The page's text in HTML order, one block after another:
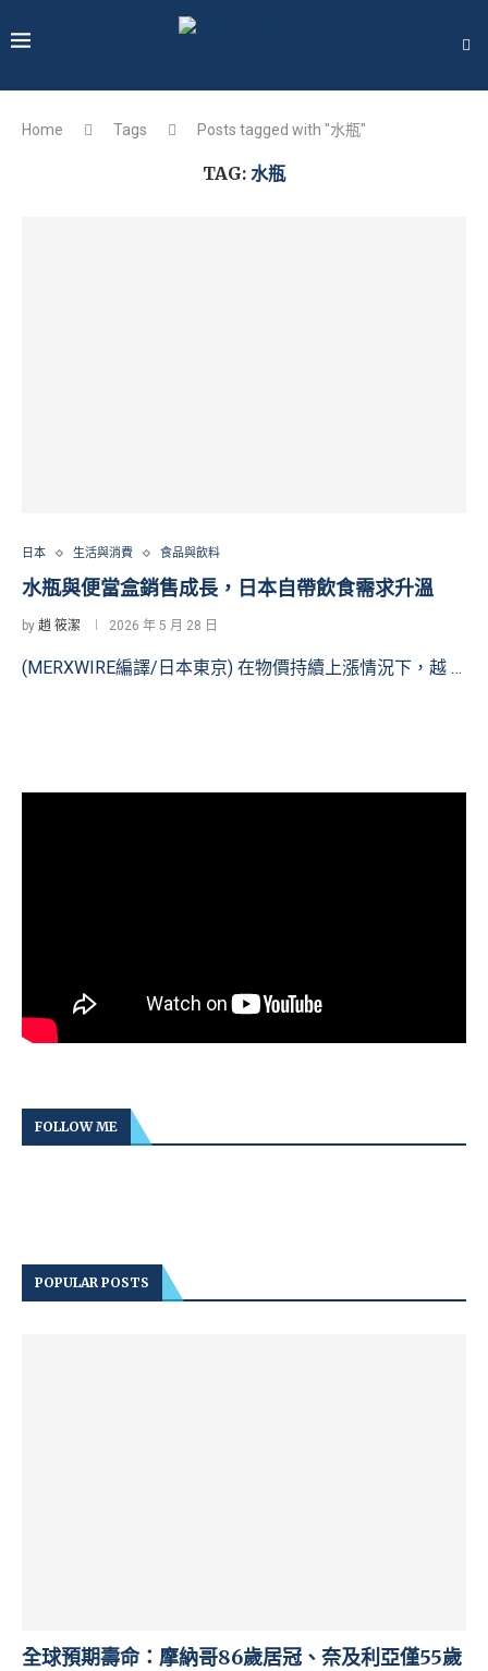
Home Tags Posts tagged with "水瓶"
TAG: 水瓶
日本 生活與消費 食品與飲料
水瓶與便當盒銷售成長，日本自帶飲食需求升溫
by 趙 筱潔 2026 年 5 月 28 日
(MERXWIRE編譯/日本東京) 在物價持續上漲情況下，越 …
FOLLOW ME
POPULAR POSTS
全球預期壽命：摩納哥86歲居冠、奈及利亞僅55歲